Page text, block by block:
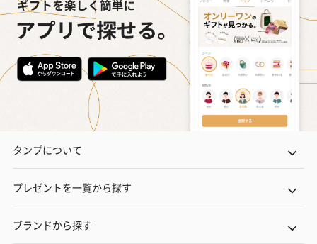
タンプについて
プレゼントを一覧から探す
ブランドから探す